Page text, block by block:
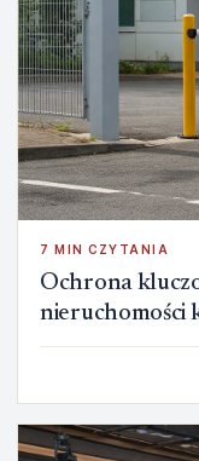
7 MIN CZYTANIA
Ochrona
nieruchomości